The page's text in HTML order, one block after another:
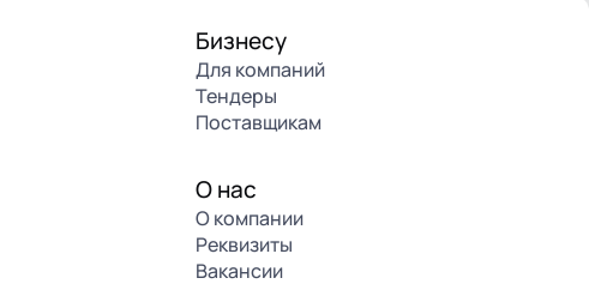
Бизнесу
Для компаний
Тендеры
Поставщикам
О нас
О компании
Реквизиты
Вакансии